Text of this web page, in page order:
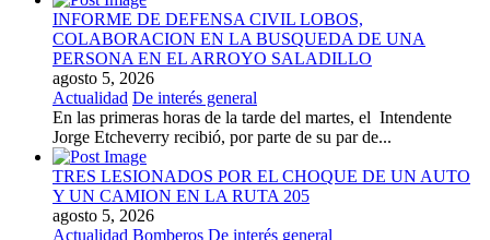
INFORME DE DEFENSA CIVIL LOBOS,
COLABORACION EN LA BUSQUEDA DE UNA
PERSONA EN EL ARROYO SALADILLO
agosto 5, 2026
Actualidad De interés general
En las primeras horas de la tarde del martes, el Intendente
Jorge Etcheverry recibió, por parte de su par de...
TRES LESIONADOS POR EL CHOQUE DE UN AUTO
Y UN CAMION EN LA RUTA 205
agosto 5, 2026
Actualidad Bomberos De interés general